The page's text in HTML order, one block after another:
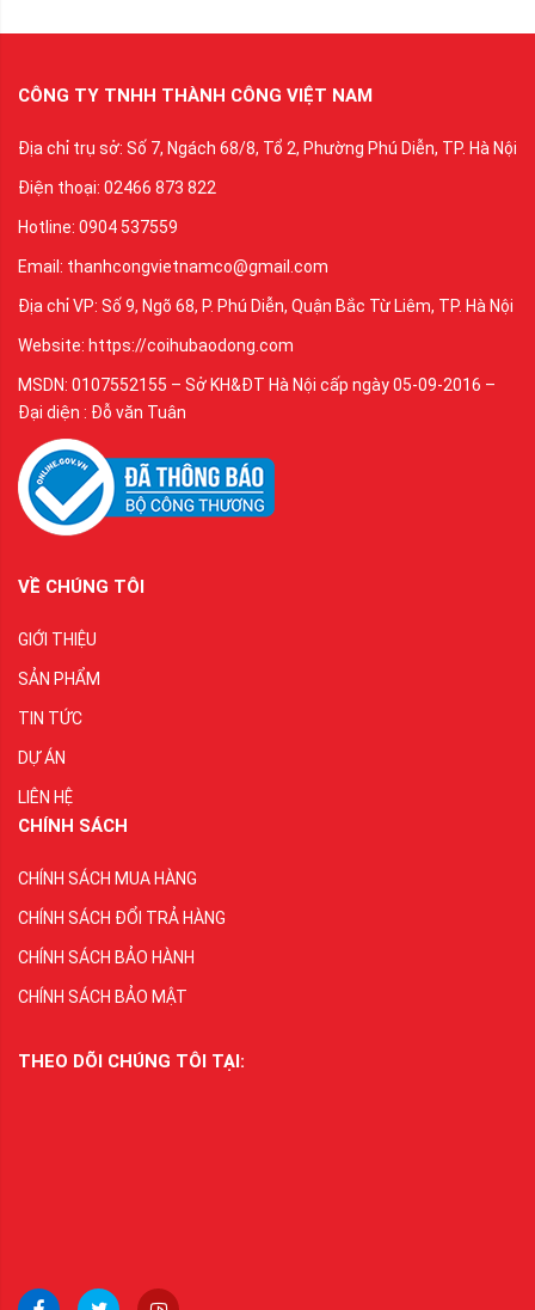
CÔNG TY TNHH THÀNH CÔNG VIỆT NAM
Địa chỉ trụ sở: Số 7, Ngách 68/8, Tổ 2, Phường Phú Diễn, TP. Hà Nội
Điện thoại: 02466 873 822
Hotline: 0904 537559
Email: thanhcongvietnamco@gmail.com
Địa chỉ VP: Số 9, Ngõ 68, P. Phú Diễn, Quận Bắc Từ Liêm, TP. Hà Nội
Website: https://coihubaodong.com
MSDN: 0107552155 – Sở KH&ĐT Hà Nội cấp ngày 05-09-2016 –
Đại diện : Đỗ văn Tuân
VỀ CHÚNG TÔI
GIỚI THIỆU
SẢN PHẨM
TIN TỨC
DỰ ÁN
LIÊN HỆ
CHÍNH SÁCH
CHÍNH SÁCH MUA HÀNG
CHÍNH SÁCH ĐỔI TRẢ HÀNG
CHÍNH SÁCH BẢO HÀNH
CHÍNH SÁCH BẢO MẬT
THEO DÕI CHÚNG TÔI TẠI: